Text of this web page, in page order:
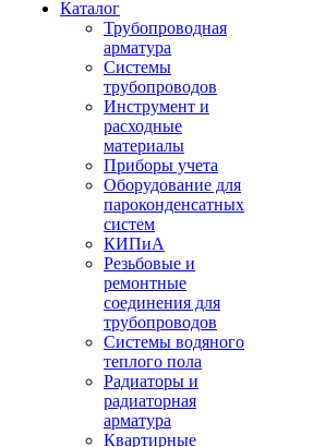
Каталог
Трубопроводная
арматура
Системы
трубопроводов
Инструмент и
расходные
материалы
Приборы учета
Оборудование для
пароконденсатных
систем
КИПиА
Резьбовые и
ремонтные
соединения для
трубопроводов
Системы водяного
теплого пола
Радиаторы и
радиаторная
арматура
Квартирные